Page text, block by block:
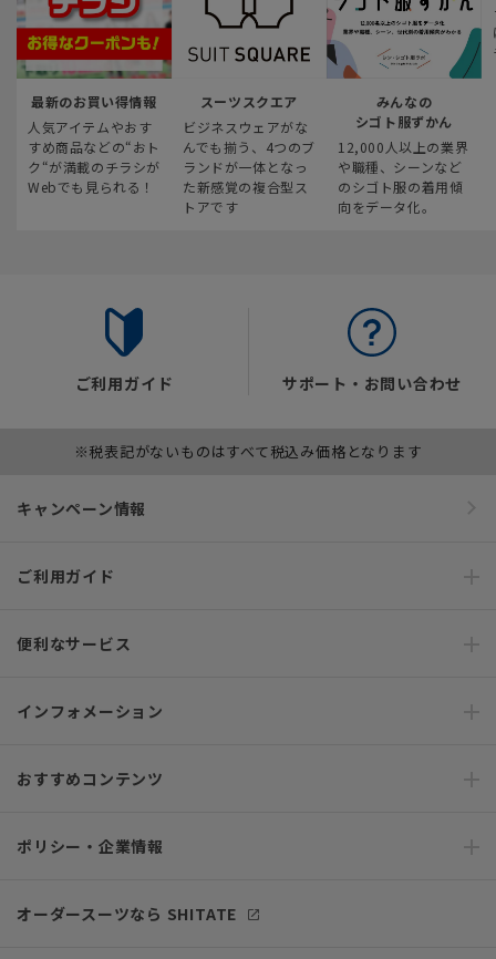
最新のお買い得情報
人気アイテムやおす
すめ商品などの“おト
ク“が満載のチラシが
Webでも見られる！
スーツスクエア
ビジネスウェアがな
んでも揃う、4つのブ
ランドが一体となっ
た新感覚の複合型ス
トアです
みんなの
シゴト服ずかん
12,000人以上の業界
や職種、シーンなど
のシゴト服の着用傾
向をデータ化。
ご利用ガイド サポート・お問い合わせ
※税表記がないものはすべて税込み価格となります
キャンペーン情報
ご利用ガイド
便利なサービス
インフォメーション
おすすめコンテンツ
ポリシー・企業情報
オーダースーツなら SHITATE